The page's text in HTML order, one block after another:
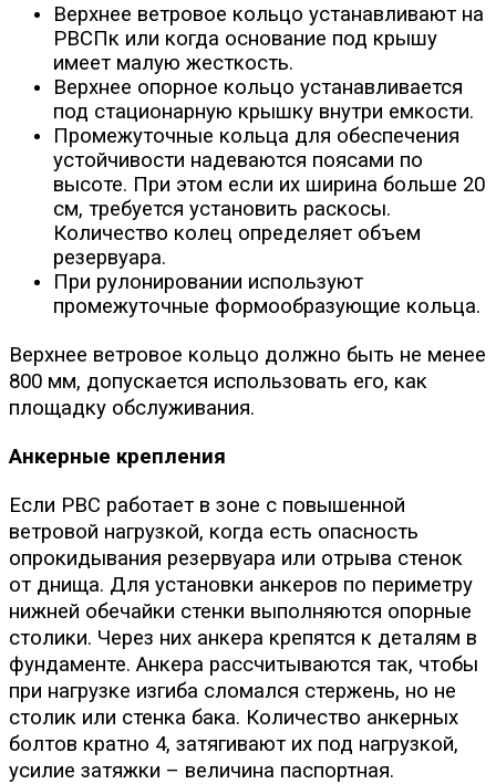
Верхнее ветровое кольцо устанавливают на
РВСПк или когда основание под крышу
имеет малую жесткость.
Верхнее опорное кольцо устанавливается
под стационарную крышку внутри емкости.
Промежуточные кольца для обеспечения
устойчивости надеваются поясами по
высоте. При этом если их ширина больше 20
см, требуется установить раскосы.
Количество колец определяет объем
резервуара.
При рулонировании используют
промежуточные формообразующие кольца.
Верхнее ветровое кольцо должно быть не менее
800 мм, допускается использовать его, как
площадку обслуживания.
Анкерные крепления
Если РВС работает в зоне с повышенной
ветровой нагрузкой, когда есть опасность
опрокидывания резервуара или отрыва стенок
от днища. Для установки анкеров по периметру
нижней обечайки стенки выполняются опорные
столики. Через них анкера крепятся к деталям в
фундаменте. Анкера рассчитываются так, чтобы
при нагрузке изгиба сломался стержень, но не
столик или стенка бака. Количество анкерных
болтов кратно 4, затягивают их под нагрузкой,
усилие затяжки – величина паспортная.